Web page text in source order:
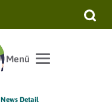
Menü
News Detail